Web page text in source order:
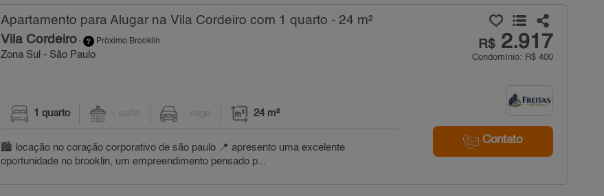
Apartamento para Alugar na Vila Cordeiro com 1 quarto - 24 m²
Vila Cordeiro- Próximo Brooklin
Zona Sul - São Paulo
R$2.917
Condomínio: R$ 400
Contato
1 quarto - suíte - vaga 24 m²
🏙 locação no coração corporativo de são paulo 📍 apresento uma excelente
oportunidade no brooklin, um empreendimento pensado p...